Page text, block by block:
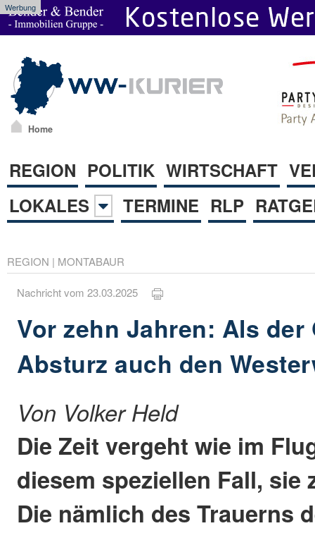
Werbung
Home
REGION POLITIK WIRTSCHAFT
LOKALES
TERMINE RLP
REGION | MONTABAUR
Nachricht vom 23.03.2025
Vor zehn Jahren: Als der
Absturz auch den
Von Volker Held
Die Zeit vergeht wie im
diesem speziellen Fall, sie
Die nämlich des Trauerns